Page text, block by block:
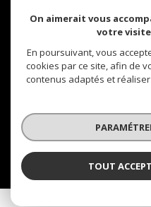
© 2026 |
Nos honoraires
On aimerait vous
votre
En poursuivant, vous
cookies par ce site, afin de
contenus adaptés et
TOUT